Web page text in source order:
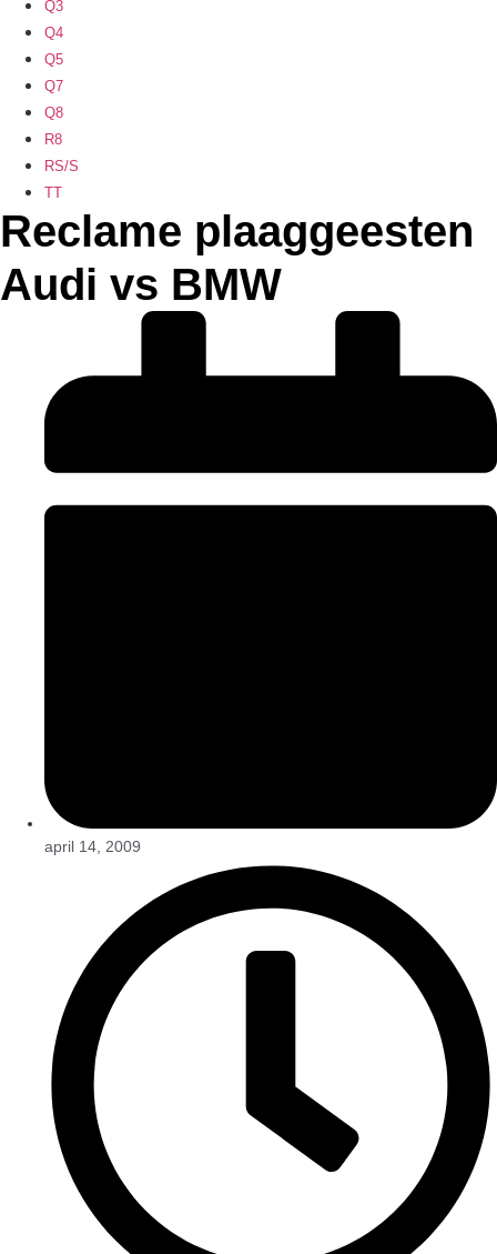
Q3
Q4
Q5
Q7
Q8
R8
RS/S
TT
Reclame plaaggeesten
Audi vs BMW
april 14, 2009